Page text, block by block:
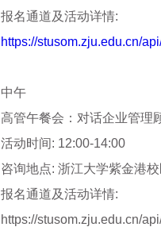
报名通道及活动详情:
https://stusom.zju.edu.cn/
中午
高管午餐会：对话企业管理
活动时间: 12:00-14:00
咨询地点: 浙江大学紫金港
报名通道及活动详情:
https://stusom.zju.edu.cn/